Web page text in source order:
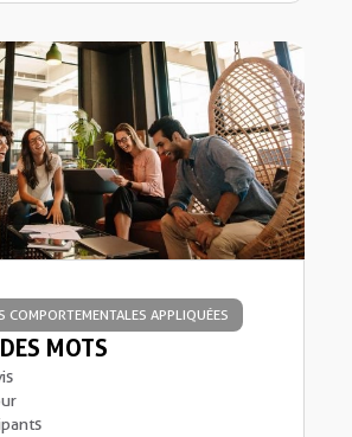
COMPORTEMENTALES APPLIQUÉES
MOTS